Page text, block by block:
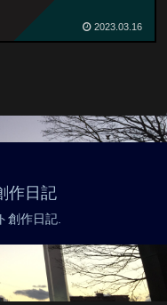
2023.03.16
作日記
創作日記.